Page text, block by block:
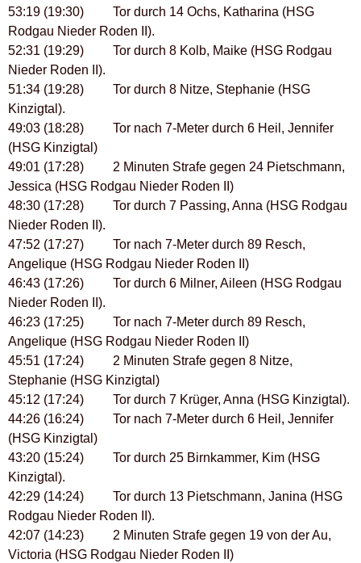
53:19 (19:30) Tor durch 14 Ochs, Katharina (HSG
Rodgau Nieder Roden II).
52:31 (19:29) Tor durch 8 Kolb, Maike (HSG Rodgau
Nieder Roden II).
51:34 (19:28) Tor durch 8 Nitze, Stephanie (HSG
Kinzigtal).
49:03 (18:28) Tor nach 7-Meter durch 6 Heil, Jennifer
(HSG Kinzigtal)
49:01 (17:28) 2 Minuten Strafe gegen 24 Pietschmann,
Jessica (HSG Rodgau Nieder Roden II)
48:30 (17:28) Tor durch 7 Passing, Anna (HSG Rodgau
Nieder Roden II).
47:52 (17:27) Tor nach 7-Meter durch 89 Resch,
Angelique (HSG Rodgau Nieder Roden II)
46:43 (17:26) Tor durch 6 Milner, Aileen (HSG Rodgau
Nieder Roden II).
46:23 (17:25) Tor nach 7-Meter durch 89 Resch,
Angelique (HSG Rodgau Nieder Roden II)
45:51 (17:24) 2 Minuten Strafe gegen 8 Nitze,
Stephanie (HSG Kinzigtal)
45:12 (17:24) Tor durch 7 Krüger, Anna (HSG Kinzigtal).
44:26 (16:24) Tor nach 7-Meter durch 6 Heil, Jennifer
(HSG Kinzigtal)
43:20 (15:24) Tor durch 25 Birnkammer, Kim (HSG
Kinzigtal).
42:29 (14:24) Tor durch 13 Pietschmann, Janina (HSG
Rodgau Nieder Roden II).
42:07 (14:23) 2 Minuten Strafe gegen 19 von der Au,
Victoria (HSG Rodgau Nieder Roden II)